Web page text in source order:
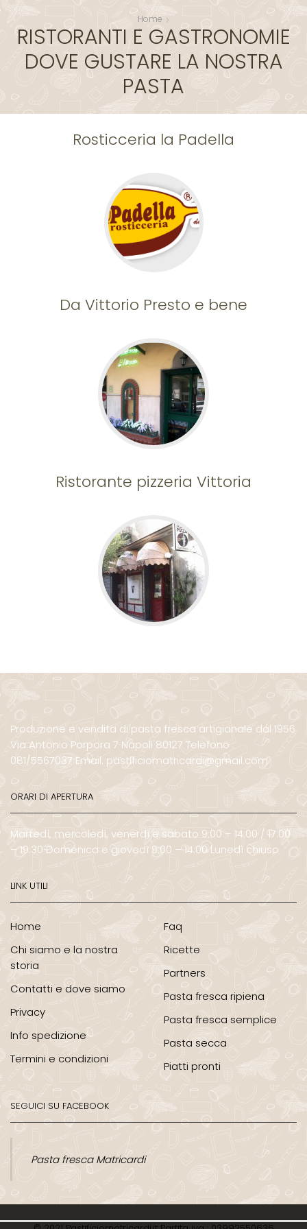
Home
RISTORANTI E GASTRONOMIE
DOVE GUSTARE LA NOSTRA
PASTA
Rosticceria la Padella
Da Vittorio Presto e bene
Ristorante pizzeria Vittoria
Produzione e vendita di pasta fresca artigianale dal 1956
Via Antonio Porpora 7 Napoli 80127 Telefono :
081/5567037 Email: pastificiomatricardi@gmail.com
ORARI DI APERTURA
Martedì, mercoledì, venerdì e sabato 9:00 – 14:00 / 17:00
– 19:30 Domenica e giovedì 9:00 – 14:00 Lunedì chiuso
LINK UTILI
Home
Chi siamo e la nostra
storia
Contatti e dove siamo
Privacy
Info spedizione
Termini e condizioni
Faq
Ricette
Partners
Pasta fresca ripiena
Pasta fresca semplice
Pasta secca
Piatti pronti
SEGUICI SU FACEBOOK
Pasta fresca Matricardi